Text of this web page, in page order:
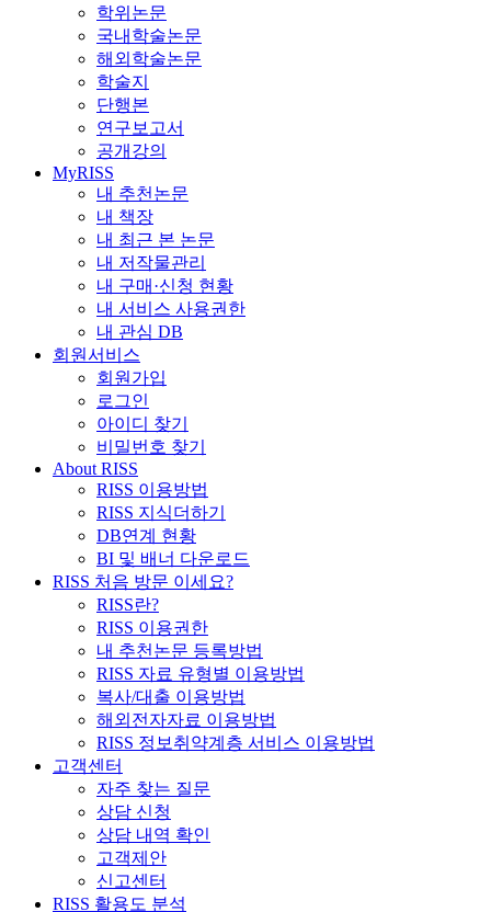
학위논문
국내학술논문
해외학술논문
학술지
단행본
연구보고서
공개강의
MyRISS
내 추천논문
내 책장
내 최근 본 논문
내 저작물관리
내 구매·신청 현황
내 서비스 사용권한
내 관심 DB
회원서비스
회원가입
로그인
아이디 찾기
비밀번호 찾기
About RISS
RISS 이용방법
RISS 지식더하기
DB연계 현황
BI 및 배너 다운로드
RISS 처음 방문 이세요?
RISS란?
RISS 이용권한
내 추천논문 등록방법
RISS 자료 유형별 이용방법
복사/대출 이용방법
해외전자자료 이용방법
RISS 정보취약계층 서비스 이용방법
고객센터
자주 찾는 질문
상담 신청
상담 내역 확인
고객제안
신고센터
RISS 활용도 분석